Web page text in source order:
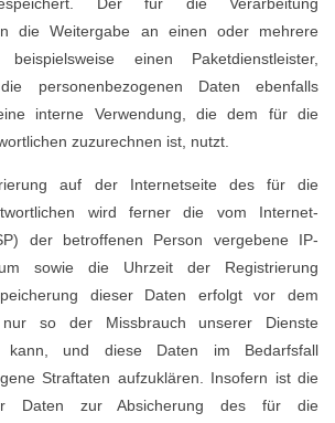
die Weitergabe an einen oder mehrere
beispielsweise einen Paketdienstleister,
personenbezogenen Daten ebenfalls
interne Verwendung, die dem für die
zuzurechnen ist, nutzt.
auf der Internetseite des für die
wird ferner die vom Internet-
der betroffenen Person vergebene IP-
sowie die Uhrzeit der Registrierung
dieser Daten erfolgt vor dem
nur so der Missbrauch unserer Dienste
kann, und diese Daten im Bedarfsfall
Straftaten aufzuklären. Insofern ist die
Daten zur Absicherung des für die